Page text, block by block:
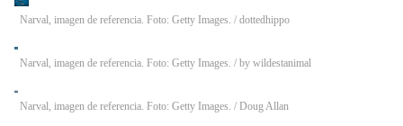
Narval, imagen de referencia. Foto: Getty Images. / dottedhippo
Narval, imagen de referencia. Foto: Getty Images. / by wildestanimal
Narval, imagen de referencia. Foto: Getty Images. / Doug Allan